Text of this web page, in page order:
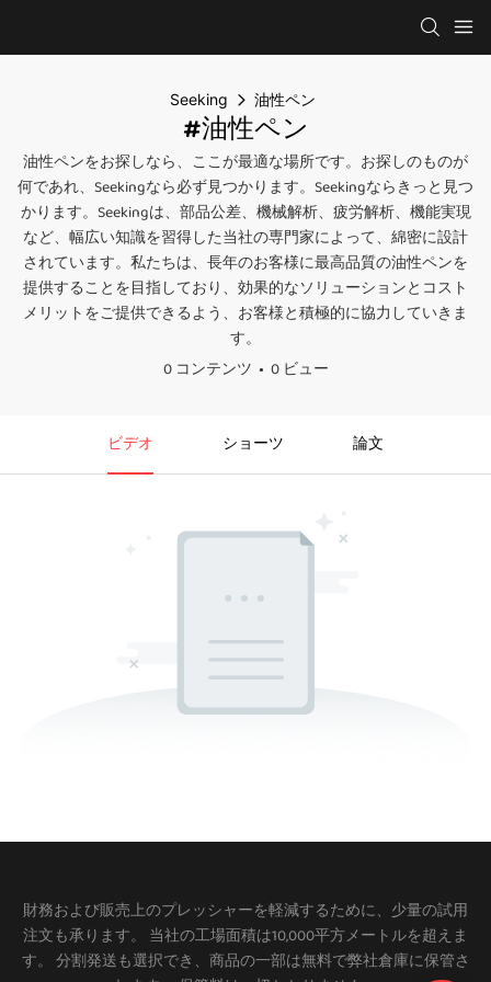
Seeking 油性ペン
#油性ペン
油性ペンをお探しなら、ここが最適な場所です。お探しのものが
何であれ、Seekingなら必ず見つかります。Seekingならきっと見つ
かります。Seekingは、部品公差、機械解析、疲労解析、機能実現
など、幅広い知識を習得した当社の専門家によって、綿密に設計
されています。私たちは、長年のお客様に最高品質の油性ペンを
提供することを目指しており、効果的なソリューションとコスト
メリットをご提供できるよう、お客様と積極的に協力していきま
す。
0 コンテンツ
0 ビュー
ビデオ ショーツ 論文
財務および販売上のプレッシャーを軽減するために、少量の試用
注文も承ります。 当社の工場面積は10,000平方メートルを超えま
す。 分割発送も選択でき、商品の一部は無料で弊社倉庫に保管さ